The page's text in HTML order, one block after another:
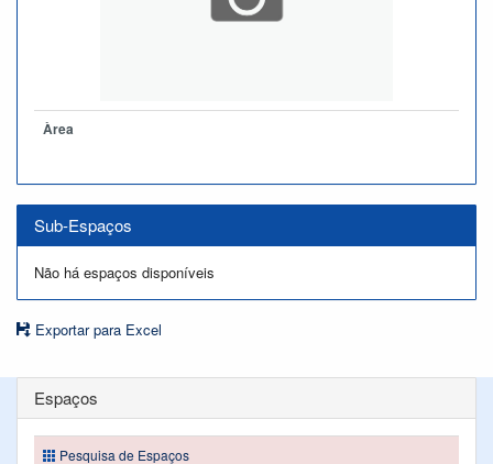
Àrea
Sub-Espaços
Não há espaços disponíveis
Exportar para Excel
Espaços
Pesquisa de Espaços